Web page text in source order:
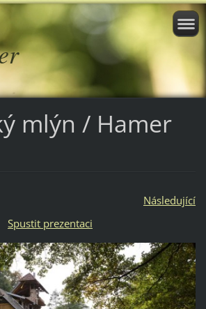
mlýn / Hamer
Následující
Spustit prezentaci